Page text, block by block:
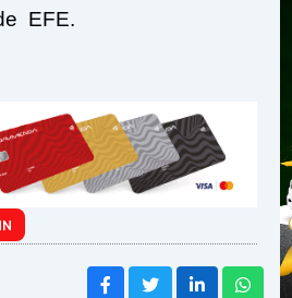
EFE.